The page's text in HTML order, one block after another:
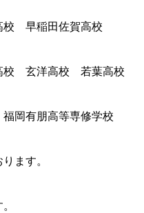
早稲田佐賀高校
校 玄洋高校 若葉高校
岡有朋高等専修学校
ます。